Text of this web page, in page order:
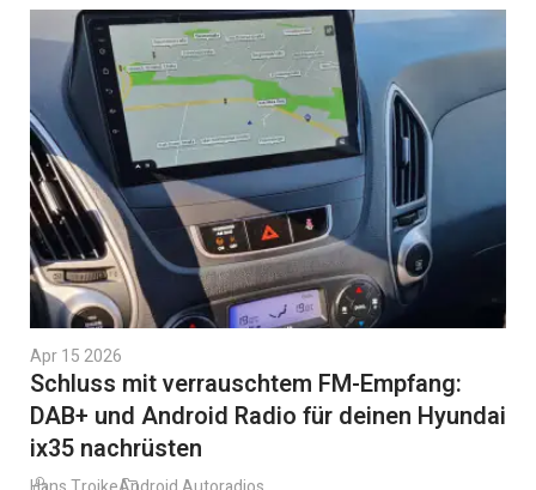
Apr 15 2026
Schluss mit verrauschtem FM-Empfang:
DAB+ und Android Radio für deinen Hyundai
ix35 nachrüsten